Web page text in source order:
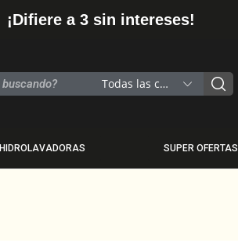
¡Difiere a 3 sin intereses!
Todas las categorias
HIDROLAVADORAS SUPER OFERTAS